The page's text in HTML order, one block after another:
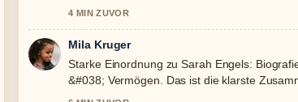
4 MIN ZUVOR
Mila Kruger
Starke Einordnung zu Sarah Engels:
&#038; Vermögen. Das ist die klarste